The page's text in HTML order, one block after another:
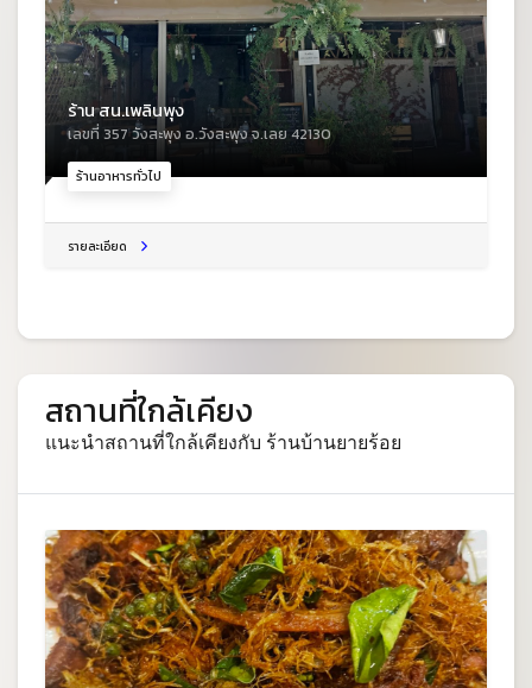
ร้านอาหารทั่วไป
ร้าน สน.เพลินพุง
เลขที่ 357 วังสะพุง อ.วังสะพุง จ.เลย 42130
รายละเอียด
สถานที่ใกล้เคียง
แนะนำสถานที่ใกล้เคียงกับ ร้านบ้านยายร้อย